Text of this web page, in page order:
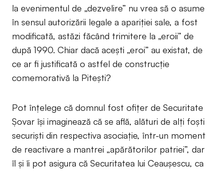
la evenimentul de „dezvelire” nu vrea să o asume
în sensul autorizării legale a apariției sale, a fost
modificată, astăzi făcând trimitere la „eroii” de
după 1990. Chiar dacă acești „eroi” au existat, de
ce ar fi justificată o astfel de construcție
comemorativă la Pitești?
Pot înțelege că domnul fost ofițer de Securitate
Șovar își imaginează că se află, alături de alți foști
securiști din respectiva asociație, într-un moment
de reactivare a mantrei „apărătorilor patriei”, dar
îl și îi pot asigura că Securitatea lui Ceaușescu, ca